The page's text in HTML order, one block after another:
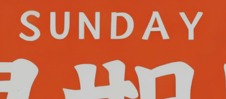
08月06日，农历六月廿四，星期四!
08月05日，农历六月廿三，星期三!
08月04日，农历六月廿二，星期二!
08月02日，农历六月二十，星期日!